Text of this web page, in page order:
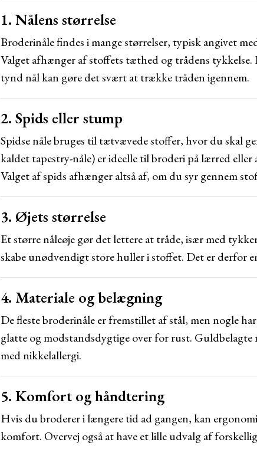
1. Nålens størrelse
Broderinåle findes i mange størrelser, typisk angivet
Valget afhænger af stoffets tæthed og trådens
tynd nål kan gøre det svært at trække tråden igennem.
2. Spids eller stump
Spidse nåle bruges til tætvævede stoffer, hvor du skal
kaldet tapestry-nåle) er ideelle til broderi på lærred
Valget af spids afhænger altså af, om du syr gennem
3. Øjets størrelse
Et større nåleøje gør det lettere at tråde, især med
skabe unødvendigt store huller i stoffet. Det er derfor
4. Materiale og belægning
De fleste broderinåle er fremstillet af stål, men nogle
glatte og modstandsdygtige over for rust.
med nikkelallergi.
5. Komfort og håndtering
Hvis du broderer i længere tid ad gangen, kan
komfort. Overvej også at have et lille udvalg af